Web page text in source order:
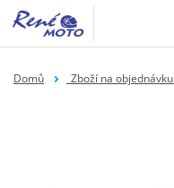
Domů _Zboží na objednávku_